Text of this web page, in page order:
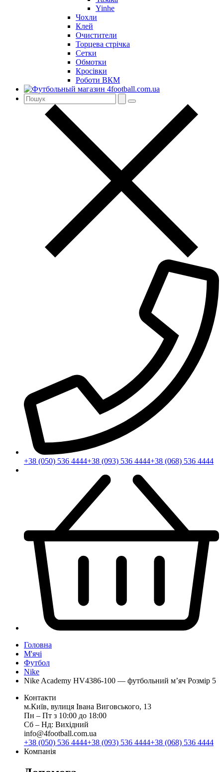
Yinhe
Чохли
Клей
Очистители
Торцева стрічка
Сетки
Обмотки
Кросівки
Роботи ВКМ
+38 (050) 536 4444+38 (093) 536 4444+38 (068) 536 4444
Головна
М'ячі
Футбол
Nike
Nike Academy HV4386-100 — футбольний м’яч Розмір 5
Контакти
м.Київ, вулиця Івана Виговського, 13
Пн ‒ Пт з 10:00 до 18:00
Сб ‒ Нд: Вихідний
info@4football.com.ua
+38 (050) 536 4444+38 (093) 536 4444+38 (068) 536 4444
Компанія